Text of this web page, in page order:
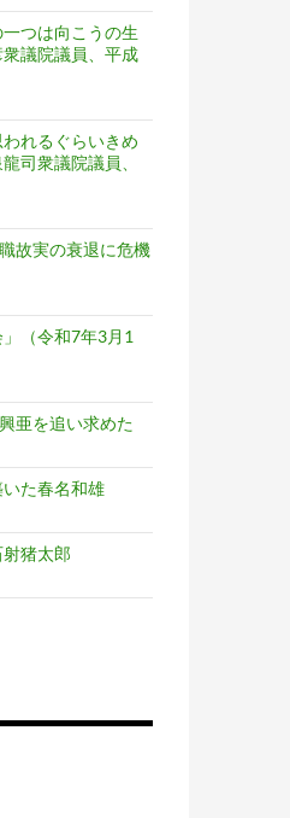
一つは向こうの生
議院議員、平成
われるぐらいきめ
司衆議院議員、
故実の衰退に危機
」（令和7年3月1
亜を追い求めた
た春名和雄
猪太郎